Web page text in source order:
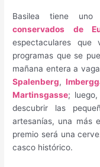
Basilea tiene
conservados de
espectaculares
programas que se
mañana entera a
Spalenberg,
Martinsgasse;
descubrir las
artesanías, una más
premio será una
casco histórico.